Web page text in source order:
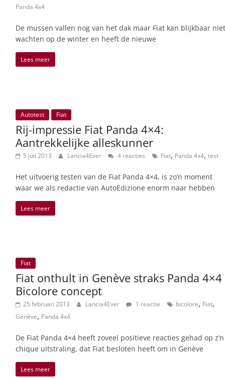
Panda 4x4
De mussen vallen nog van het dak maar Fiat kan blijkbaar niet
wachten op de winter en heeft de nieuwe
Lees meer
Autotest Fiat
Rij-impressie Fiat Panda 4×4:
Aantrekkelijke alleskunner
5 juli 2013 Lancia4Ever 4 reacties Fiat, Panda 4x4, test
Het uitvoerig testen van de Fiat Panda 4×4, is zo’n moment
waar we als redactie van AutoEdizione enorm naar hebben
Lees meer
Fiat
Fiat onthult in Genève straks Panda 4×4
Bicolore concept
25 februari 2013 Lancia4Ever 1 reactie bicolore, Fiat,
Genève, Panda 4x4
De Fiat Panda 4×4 heeft zoveel positieve reacties gehad op z’n
chique uitstraling, dat Fiat besloten heeft om in Genève
Lees meer